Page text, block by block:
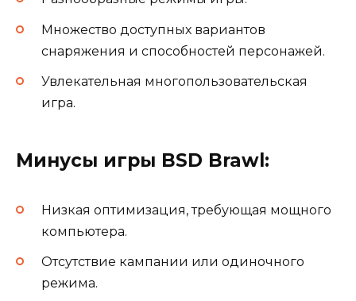
Множество доступных вариантов
снаряжения и способностей персонажей.
Увлекательная многопользовательская
игра.
Минусы игры BSD Brawl:
Низкая оптимизация, требующая мощного
компьютера.
Отсутствие кампании или одиночного
режима.